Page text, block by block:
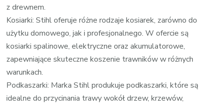
z drewnem.
Kosiarki: Stihl oferuje różne rodzaje kosiarek, zarówno do
użytku domowego, jak i profesjonalnego. W ofercie są
kosiarki spalinowe, elektryczne oraz akumulatorowe,
zapewniające skuteczne koszenie trawników w różnych
warunkach.
Podkaszarki: Marka Stihl produkuje podkaszarki, które są
idealne do przycinania trawy wokół drzew, krzewów,